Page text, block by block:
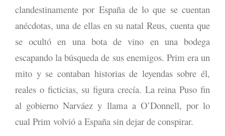
clandestinamente por España de lo que se cuentan
anécdotas, una de ellas en su natal Reus, cuenta que
se ocultó en una bota de vino en una bodega
escapando la búsqueda de sus enemigos. Prim era un
mito y se contaban historias de leyendas sobre él,
reales o ficticias, su figura crecía. La reina Puso fin
al gobierno Narváez y llama a O’Donnell, por lo
cual Prim volvió a España sin dejar de conspirar.